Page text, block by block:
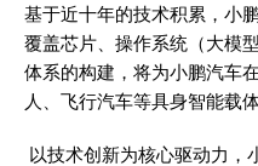
基于近十年的技术积累，小
覆盖芯片、操作系统（大模
体系的构建，将为小鹏汽车
人、飞行汽车等具身智能载
以技术创新为核心驱动力，